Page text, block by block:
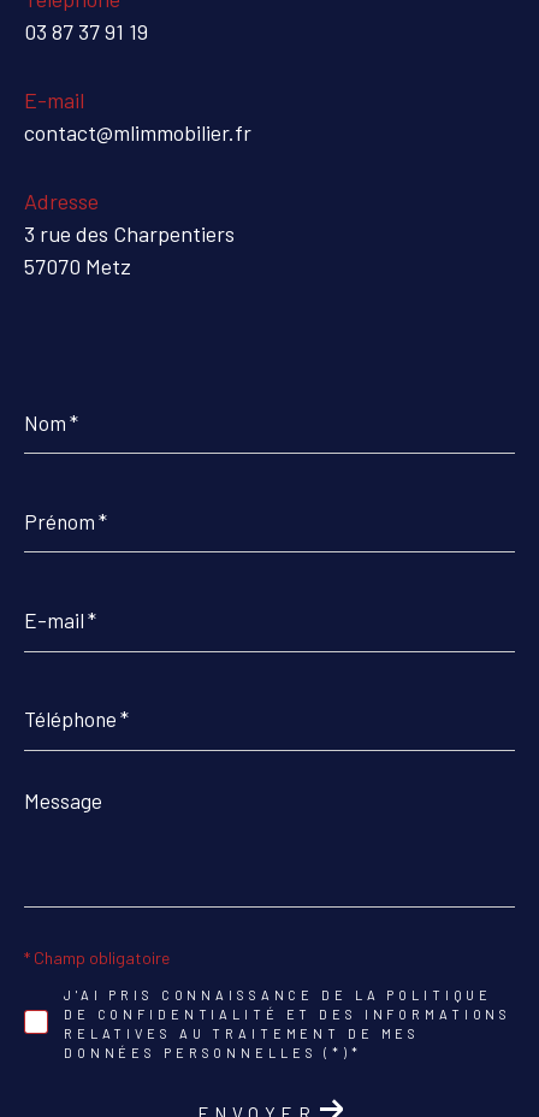
03 87 37 91 19
E-mail
contact@mlimmobilier.fr
Adresse
3 rue des Charpentiers
57070 Metz
*
*
mail
*
Message
*
J'AI PRIS CONNAISSANCE DE LA POLITIQUE
DE CONFIDENTIALITÉ ET DES INFORMATIONS
RELATIVES AU TRAITEMENT DE MES
DONNÉES PERSONNELLES (*)*
* Champ obligatoire